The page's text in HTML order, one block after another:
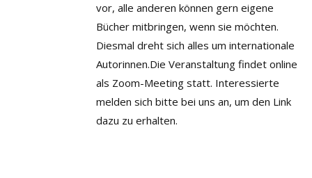
vor, alle anderen können gern eigene
Bücher mitbringen, wenn sie möchten.
Diesmal dreht sich alles um internationale
Autorinnen.Die Veranstaltung findet online
als Zoom-Meeting statt. Interessierte
melden sich bitte bei uns an, um den Link
dazu zu erhalten.